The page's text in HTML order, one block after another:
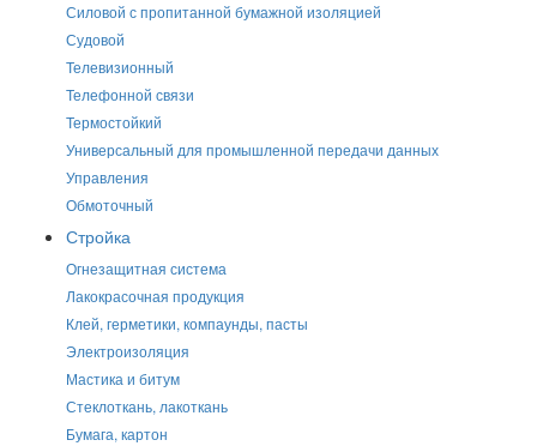
Силовой с пропитанной бумажной изоляцией
Судовой
Телевизионный
Телефонной связи
Термостойкий
Универсальный для промышленной передачи данных
Управления
Обмоточный
Стройка
Огнезащитная система
Лакокрасочная продукция
Клей, герметики, компаунды, пасты
Электроизоляция
Мастика и битум
Стеклоткань, лакоткань
Бумага, картон